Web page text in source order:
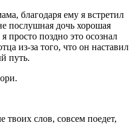
благодаря ему я встретил
послушная дочь хорошая
просто поздно это осознал
из-за того, что он наставил
путь.
слов, совсем поедет,